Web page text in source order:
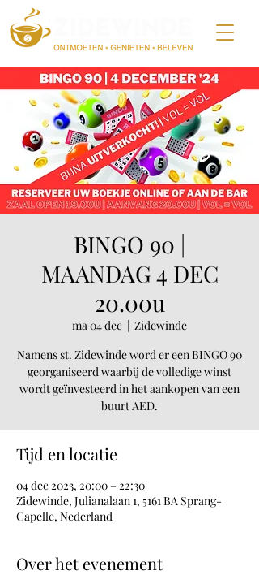
BINGO 90 |
MAANDAG 4 DEC
20.00u
ma 04 dec
  |
Zidewinde
Namens st. Zidewinde word er een BINGO 90
georganiseerd waarbij de volledige winst
wordt geïnvesteerd in het aankopen van een
buurt AED.
Tijd en locatie
04 dec 2023, 20:00 – 22:30
Zidewinde, Julianalaan 1, 5161 BA Sprang-
Capelle, Nederland
Over het evenement